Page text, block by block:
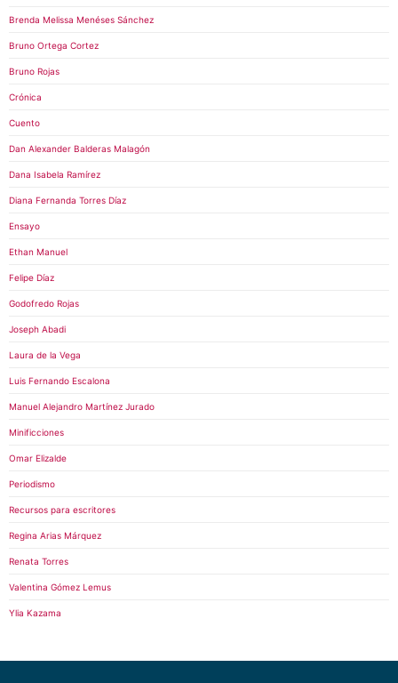
Brenda Melissa Menéses Sánchez
Bruno Ortega Cortez
Bruno Rojas
Crónica
Cuento
Dan Alexander Balderas Malagón
Dana Isabela Ramírez
Diana Fernanda Torres Díaz
Ensayo
Ethan Manuel
Felipe Díaz
Godofredo Rojas
Joseph Abadi
Laura de la Vega
Luis Fernando Escalona
Manuel Alejandro Martínez Jurado
Minificciones
Omar Elizalde
Periodismo
Recursos para escritores
Regina Arias Márquez
Renata Torres
Valentina Gómez Lemus
Ylia Kazama